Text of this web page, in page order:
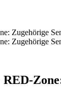
Zugehörige
Zugehörige